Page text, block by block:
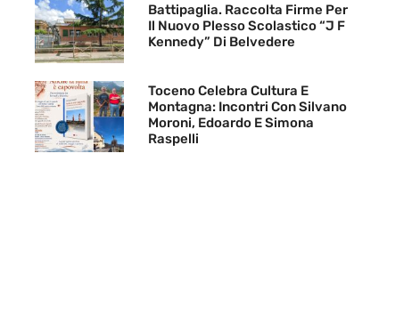
Battipaglia. Raccolta Firme Per
Il Nuovo Plesso Scolastico “J F
Kennedy” Di Belvedere
Toceno Celebra Cultura E
Montagna: Incontri Con Silvano
Moroni, Edoardo E Simona
Raspelli